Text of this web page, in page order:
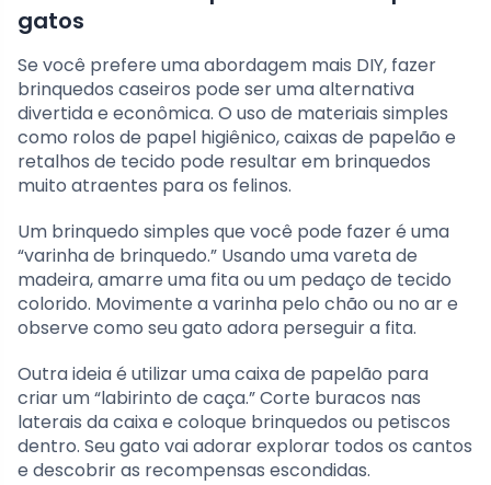
gatos
Se você prefere uma abordagem mais DIY, fazer
brinquedos caseiros pode ser uma alternativa
divertida e econômica. O uso de materiais simples
como rolos de papel higiênico, caixas de papelão e
retalhos de tecido pode resultar em brinquedos
muito atraentes para os felinos.
Um brinquedo simples que você pode fazer é uma
“varinha de brinquedo.” Usando uma vareta de
madeira, amarre uma fita ou um pedaço de tecido
colorido. Movimente a varinha pelo chão ou no ar e
observe como seu gato adora perseguir a fita.
Outra ideia é utilizar uma caixa de papelão para
criar um “labirinto de caça.” Corte buracos nas
laterais da caixa e coloque brinquedos ou petiscos
dentro. Seu gato vai adorar explorar todos os cantos
e descobrir as recompensas escondidas.